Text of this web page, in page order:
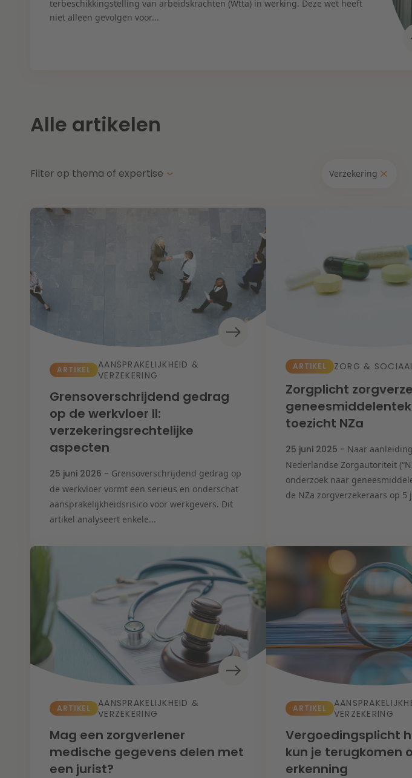
terbeschikkingstelling van arbeidskrachten (Wtta) in werking. Deze wet heeft
niet alleen gevolgen voor...
Alle artikelen
Filter op thema of expertise
Kansen en uitdagingen in de woningbouw
Toekomstbestendige zorg
Wendbare onderneming
Expertises
Aanbesteding & Mededinging
Aansprakelijkheid & Verzekering
Arbeid & Pensioen
Banking & Finance
Corporate & M&A
De veerkrachtige onderneming
Energie
Fiscaal
Litigation
Onderwijs
Overheid & Omgeving
Vastgoed
Zorg & Sociaal domein
Verzekering
ARTIKEL
AANSPRAKELIJKHEID &
VERZEKERING
Grensoverschrijdend gedrag
op de werkvloer II:
verzekeringsrechtelijke
aspecten
25 juni 2026 - Grensoverschrijdend gedrag op
de werkvloer vormt een serieus en onderschat
aansprakelijkheidsrisico voor werkgevers. Dit
artikel analyseert enkele...
ARTIKEL ZORG &
Zorgplicht
toezicht NZa
25 juni 2025 - Naar
Nederlandse Zorgautoriteit
onderzoek naar
de NZa zorgverzekeraars op 5
ARTIKEL
AANSPRAKELIJKHEID &
VERZEKERING
Mag een zorgverlener
medische gegevens delen met
een jurist?
ARTIKEL
VERZEKERING
Vergoedingsplicht
kun je terugkomen
erkenning